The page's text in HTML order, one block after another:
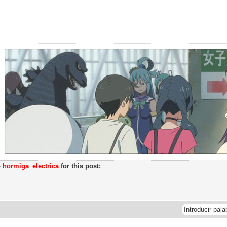
hormiga_electricafor this post: